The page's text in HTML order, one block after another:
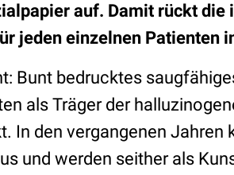
auf. Damit rückt
jeden einzelnen Patienten
Bunt bedrucktes
als Träger der
In den vergangenen Jahren
und werden seither als